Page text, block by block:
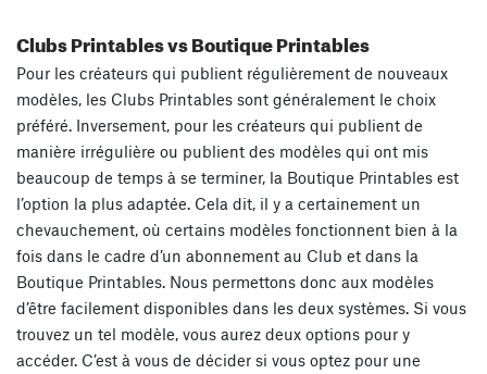
Clubs Printables vs Boutique Printables
Pour les créateurs qui publient régulièrement de nouveaux
modèles, les Clubs Printables sont généralement le choix
préféré. Inversement, pour les créateurs qui publient de
manière irrégulière ou publient des modèles qui ont mis
beaucoup de temps à se terminer, la Boutique Printables est
l’option la plus adaptée. Cela dit, il y a certainement un
chevauchement, où certains modèles fonctionnent bien à la
fois dans le cadre d’un abonnement au Club et dans la
Boutique Printables. Nous permettons donc aux modèles
d’être facilement disponibles dans les deux systèmes. Si vous
trouvez un tel modèle, vous aurez deux options pour y
accéder. C’est à vous de décider si vous optez pour une